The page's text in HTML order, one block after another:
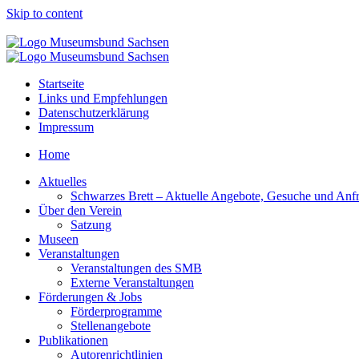
Skip to content
Startseite
Links und Empfehlungen
Datenschutzerklärung
Impressum
Home
Aktuelles
Schwarzes Brett – Aktuelle Angebote, Gesuche und
Über den Verein
Satzung
Museen
Veranstaltungen
Veranstaltungen des SMB
Externe Veranstaltungen
Förderungen & Jobs
Förderprogramme
Stellenangebote
Publikationen
Autorenrichtlinien